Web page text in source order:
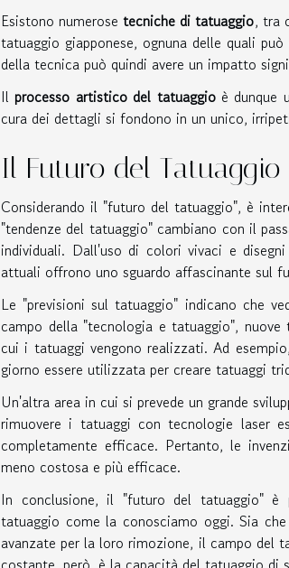
Esistono numerosetecniche di tatuaggio, tra
tatuaggio giapponese, ognuna delle quali
della tecnica può quindi avere un impatto
Il processo artistico del tatuaggioè dunque
cura dei dettagli si fondono in un unico,
Il Futuro del Tatuaggio
Considerando il "futuro del tatuaggio", è
"tendenze del tatuaggio" cambiano con il
individuali. Dall'uso di colori vivaci e
attuali offrono uno sguardo affascinante sul
Le "previsioni sul tatuaggio" indicano che
campo della "tecnologia e tatuaggio",
cui i tatuaggi vengono realizzati. Ad
giorno essere utilizzata per creare tatuaggi
Un'altra area in cui si prevede un grande
rimuovere i tatuaggi con tecnologie laser
completamente efficace. Pertanto, le
meno costosa e più efficace.
In conclusione, il "futuro del tatuaggio" è
tatuaggio come la conosciamo oggi. Sia
avanzate per la loro rimozione, il campo del